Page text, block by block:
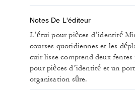
Notes De L'éditeur
L’étui pour pièces d’identité
courses quotidiennes et les
cuir lisse comprend deux
pour pièces d’identité et un
organisation sûre.